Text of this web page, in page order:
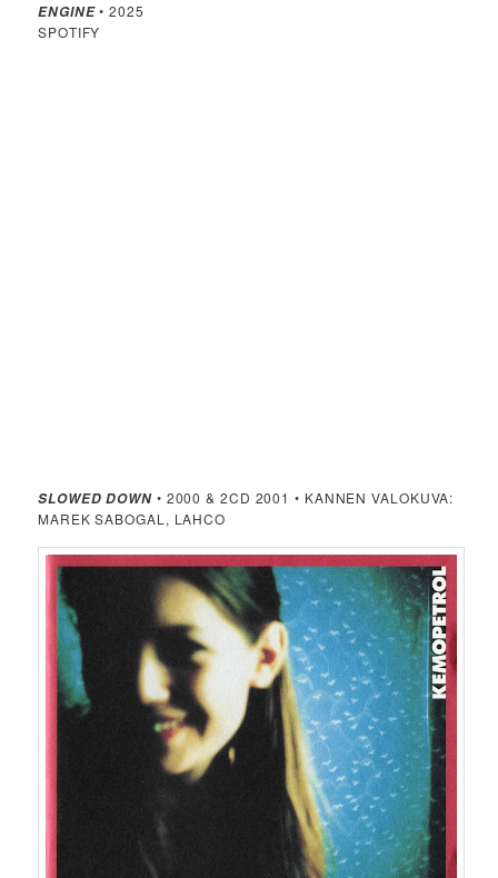
ENGINE• 2025
SPOTIFY
SLOWED DOWN• 2000 & 2CD 2001 • KANNEN VALOKUVA:
MAREK SABOGAL, LAHCO